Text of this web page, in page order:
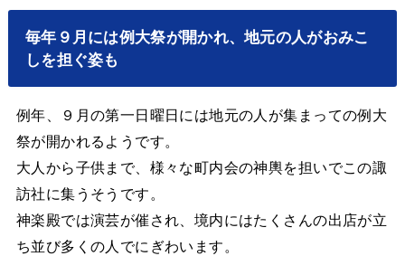
毎年９月には例大祭が開かれ、地元の人がおみこ
しを担ぐ姿も
例年、９月の第一日曜日には地元の人が集まっての例大
祭が開かれるようです。
大人から子供まで、様々な町内会の神輿を担いでこの諏
訪社に集うそうです。
神楽殿では演芸が催され、境内にはたくさんの出店が立
ち並び多くの人でにぎわいます。